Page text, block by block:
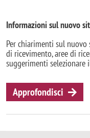
Informazioni sul nuovo
Per chiarimenti sul
di ricevimento, aree di
suggerimenti
Approfondisci